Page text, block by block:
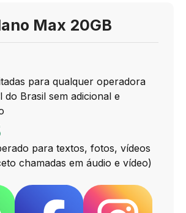
Max 20GB
para qualquer operadora
do Brasil sem adicional e
para textos, fotos, vídeos
chamadas em áudio e vídeo)